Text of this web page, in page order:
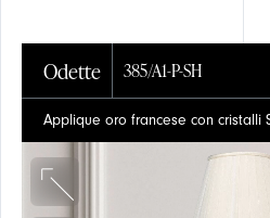
Odette 385/A1-P-SH